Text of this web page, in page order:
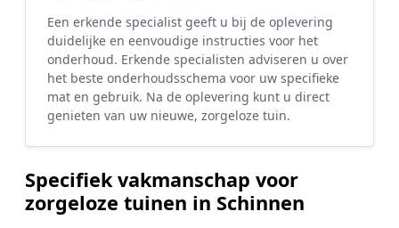
Een erkende specialist geeft u bij de oplevering
duidelijke en eenvoudige instructies voor het
onderhoud. Erkende specialisten adviseren u over
het beste onderhoudsschema voor uw specifieke
mat en gebruik. Na de oplevering kunt u direct
genieten van uw nieuwe, zorgeloze tuin.
Specifiek vakmanschap voor
zorgeloze tuinen in Schinnen